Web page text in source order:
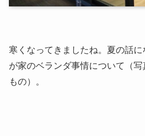
寒くなってきましたね。夏の話
が家のベランダ事情について（
もの）。